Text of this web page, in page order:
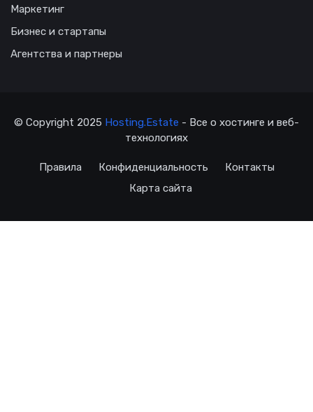
Маркетинг
Бизнес и стартапы
Агентства и партнеры
© Copyright 2025 Hosting.Estate - Все о хостинге и веб-
технологиях
Правила Конфиденциальность
Контакты
Карта сайта